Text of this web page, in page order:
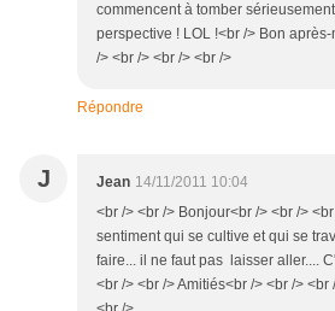
commencent à tomber
perspective ! LOL !<br /> Bon
/> <br /> <br /> <br />
Répondre
J Jean 14/11/2011 10:04
<br /> <br /> Bonjour<br /> <br />
sentiment qui se cultive et qui se
faire... il ne faut pas laisser aller....
<br /> <br /> Amitiés<br /> <br />